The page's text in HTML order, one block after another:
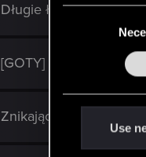
Use
Długie ładowanie
[GOTY] Brak postępu
Znikające schematy v